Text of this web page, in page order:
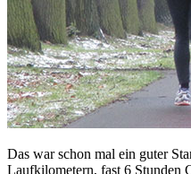
Das war schon mal ein guter
Laufkilometern, fast 6 Stunden